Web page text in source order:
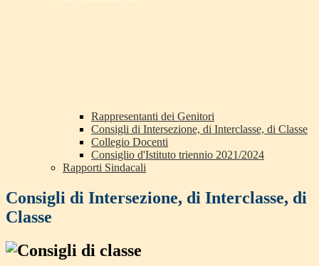
Rappresentanti dei Genitori
Consigli di Intersezione, di Interclasse, di Classe
Collegio Docenti
Consiglio d'Istituto triennio 2021/2024
Rapporti Sindacali
Consigli di Intersezione, di Interclasse, di
Classe